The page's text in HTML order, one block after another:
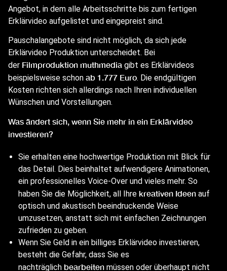
Angebot, in dem alle Arbeitsschritte bis zum fertigen
Erklärvideo aufgelistet und eingepreist sind.
Pauschalangebote sind nicht möglich, da sich jede
Erklärvideo Produktion unterscheidet. Bei
der Filmproduktion muthmedia gibt es Erklärvideos
beispielsweise schon ab 1.777 Euro. Die endgültigen
Kosten richten sich allerdings nach Ihren individuellen
Wünschen und Vorstellungen.
Was ändert sich, wenn Sie mehr in ein Erklärvideo
investieren?
Sie erhalten eine hochwertige Produktion mit Blick für
das Detail. Dies beinhaltet aufwendigere Animationen,
ein professionelles Voice-Over und vieles mehr. So
haben Sie die Möglichkeit, all Ihre kreativen Ideen auf
optisch und akustisch beeindruckende Weise
umzusetzen, anstatt sich mit einfachen Zeichnungen
zufrieden zu geben.
Wenn Sie Geld in ein billiges Erklärvideo investieren,
besteht die Gefahr, dass Sie es
nachträglich bearbeiten müssen oder überhaupt nicht